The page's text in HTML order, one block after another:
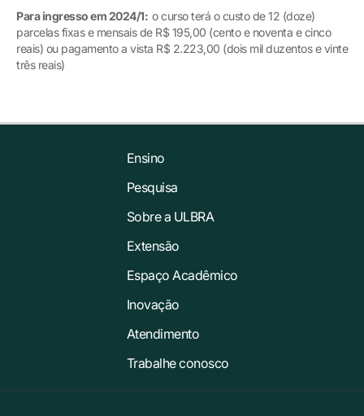
Para ingresso em 2024/1: o curso terá o custo de 12 (doze)
parcelas fixas e mensais de R$ 195,00 (cento e noventa e cinco
reais) ou pagamento a vista R$ 2.223,00 (dois mil duzentos e vinte
três reais)
Ensino
Pesquisa
Sobre a ULBRA
Extensão
Espaço Acadêmico
Inovação
Atendimento
Trabalhe conosco